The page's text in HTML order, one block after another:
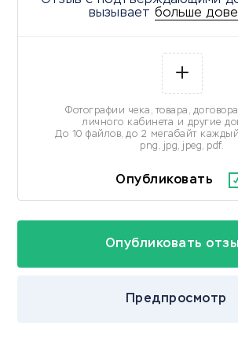
вызывает больше
Опубликовать
Фотографии чека, товара,
личного кабинета и другие
До 10 файлов, до 2 мегабайт
png, jpg, jpeg, pdf.
Предпросмотр